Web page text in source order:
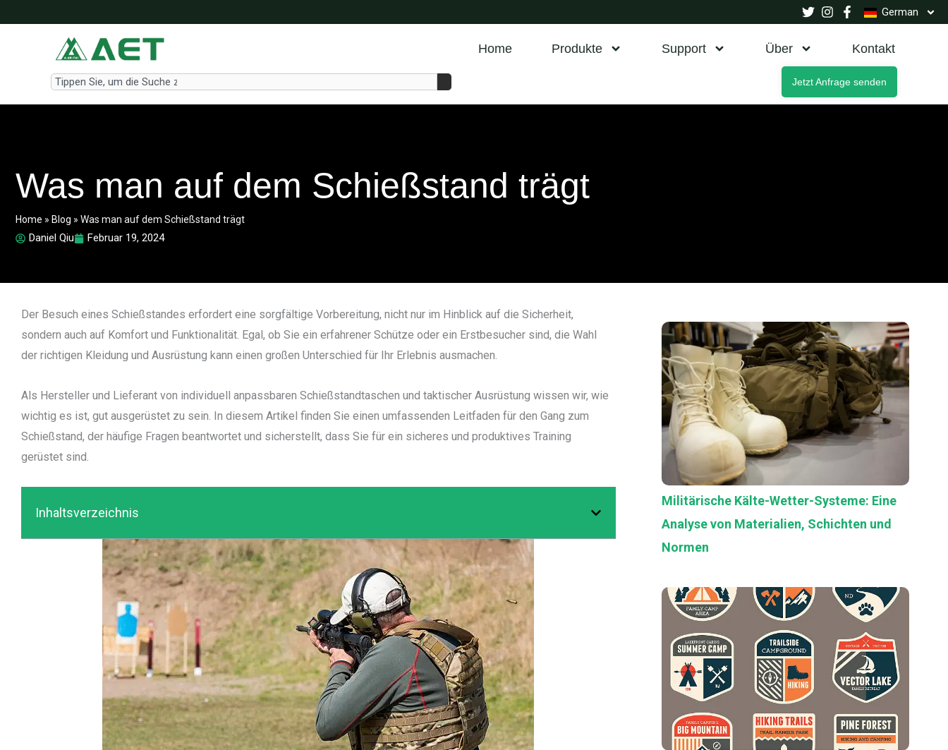
Inhalt
German
Home Produkte Support Über Kontakt
Search Jetzt Anfrage senden
Was man auf dem Schießstand trägt
Home » Blog » Was man auf dem Schießstand trägt
Daniel Qiu Februar 19, 2024
Der Besuch eines Schießstandes erfordert eine sorgfältige Vorbereitung, nicht nur im Hinblick auf die Sicherheit,
sondern auch auf Komfort und Funktionalität. Egal, ob Sie ein erfahrener Schütze oder ein Erstbesucher sind, die Wahl
der richtigen Kleidung und Ausrüstung kann einen großen Unterschied für Ihr Erlebnis ausmachen.
Als Hersteller und Lieferant von individuell anpassbaren Schießstandtaschen und taktischer Ausrüstung wissen wir, wie
wichtig es ist, gut ausgerüstet zu sein. In diesem Artikel finden Sie einen umfassenden Leitfaden für den Gang zum
Schießstand, der häufige Fragen beantwortet und sicherstellt, dass Sie für ein sicheres und produktives Training
gerüstet sind.
Inhaltsverzeichnis
Militärische Kälte-Wetter-Systeme: Eine
Analyse von Materialien, Schichten und
Normen